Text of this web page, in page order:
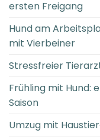
ersten Freigang
Hund am
mit Vierbeiner
Stressfreier
Frühling mit Hund:
Saison
Umzug mit